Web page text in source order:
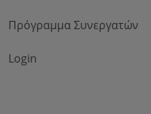
Πρόγραμμα Συνεργατών
Login